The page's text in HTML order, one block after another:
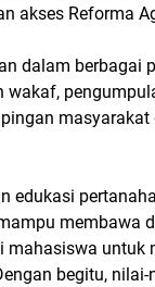
akses Reforma
dalam berbagai
edukasi
membawa
mahasiswa untuk
begitu,